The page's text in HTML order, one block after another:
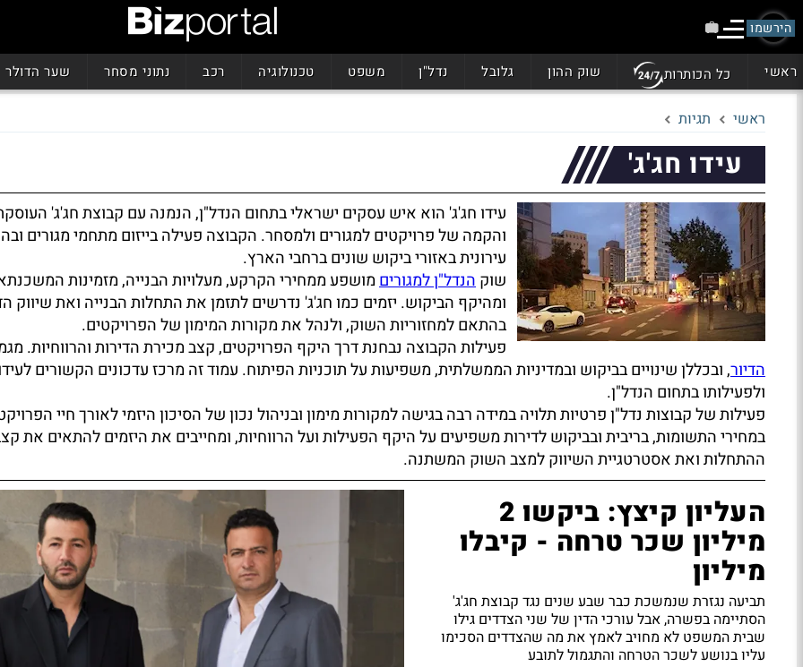
הירשמו
ראשי כל הכותרות שוק ההון גלובל נדל"ן משפט טכנולוגיה רכב נתוני מסחר שער הדולר
ראשי תגיות
עידו חג'ג'
עידו חג'ג' הוא איש עסקים ישראלי בתחום הנדל"ן, הנמנה עם קבוצת חג'ג' העוסקת
והקמה של פרויקטים למגורים ולמסחר. הקבוצה פעילה בייזום מתחמי מגורים
עירונית באזורי ביקוש שונים ברחבי הארץ.
שוקהנדל"ן למגוריםמושפע ממחירי הקרקע, מעלויות הבנייה, מזמינות
ומהיקף הביקוש. יזמים כמו חג'ג' נדרשים לתזמן את התחלות הבנייה ואת שיווק
בהתאם למחזוריות השוק, ולנהל את מקורות המימון של הפרויקטים.
פעילות הקבוצה נבחנת דרך היקף הפרויקטים, קצב מכירת הדירות והרווחיות.
הדיור, ובכללן שינויים בביקוש ובמדיניות הממשלתית, משפיעות על תוכניות הפיתוח. עמוד זה מרכז עדכונים הקשורים
ולפעילותו בתחום הנדל"ן.
פעילות של קבוצות נדל"ן פרטיות תלויה במידה רבה בגישה למקורות מימון ובניהול נכון של הסיכון היזמי לאורך חיי
במחירי התשומות, בריבית ובביקוש לדירות משפיעים על היקף הפעילות ועל הרווחיות, ומחייבים את היזמים להתאים את
ההתחלות ואת אסטרטגיית השיווק למצב השוק המשתנה.
העליון קיצץ: ביקשו 2
מיליון שכר טרחה - קיבלו
מיליון
תביעה נגזרת שנמשכת כבר שבע שנים נגד קבוצת חג'ג'
הסתיימה בפשרה, אבל עורכי הדין של שני הצדדים גילו
שבית המשפט לא מחויב לאמץ את מה שהצדדים הסכימו
עליו בנושע לשכר הטרחה והתגמול לתובע